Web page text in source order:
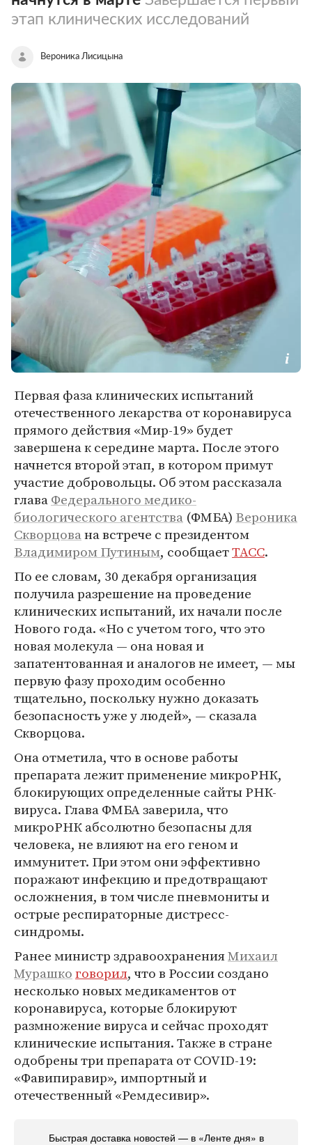
этап клинических исследований
Вероника Лисицына
Первая фаза клинических испытаний
отечественного лекарства от коронавируса
прямого действия «Мир-19» будет
завершена к середине марта. После этого
начнется второй этап, в котором примут
участие добровольцы. Об этом рассказала
главаФедерального медико-
биологического агентства (ФМБА) Вероника
Скворцована встрече с президентом
Владимиром Путиным, сообщаетТАСС.
По ее словам, 30 декабря организация
получила разрешение на проведение
клинических испытаний, их начали после
Нового года. «Но с учетом того, что это
новая молекула — она новая и
запатентованная и аналогов не имеет, — мы
первую фазу проходим особенно
тщательно, поскольку нужно доказать
безопасность уже у людей», — сказала
Скворцова.
Она отметила, что в основе работы
препарата лежит применение микроРНК,
блокирующих определенные сайты РНК-
вируса. Глава ФМБА заверила, что
микроРНК абсолютно безопасны для
человека, не влияют на его геном и
иммунитет. При этом они эффективно
поражают инфекцию и предотвращают
осложнения, в том числе пневмониты и
острые респираторные дистресс-
синдромы.
Ранее министр здравоохраненияМихаил
Мурашкоговорил, что в России создано
несколько новых медикаментов от
коронавируса, которые блокируют
размножение вируса и сейчас проходят
клинические испытания. Также в стране
одобрены три препарата от COVID-19:
«Фавипиравир», импортный и
отечественный «Ремдесивир».
Быстрая доставка новостей — в «Ленте дня» в